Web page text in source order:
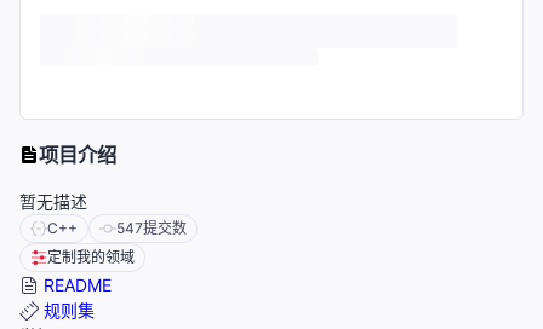
项目介绍
暂无描述
C++ 547提交数
定制我的领域
README
规则集